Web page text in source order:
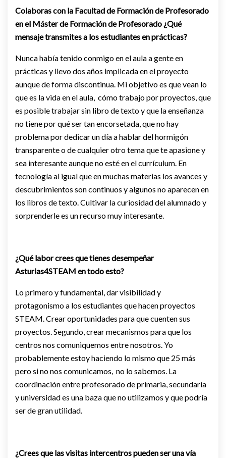
Colaboras con la Facultad de Formación de Profesorado
en el Máster de Formación de Profesorado ¿Qué
mensaje transmites a los estudiantes en prácticas?
Nunca había tenido conmigo en el aula a gente en
prácticas y llevo dos años implicada en el proyecto
aunque de forma discontinua. Mi objetivo es que vean lo
que es la vida en el aula, cómo trabajo por proyectos, que
es posible trabajar sin libro de texto y que la enseñanza
no tiene por qué ser tan encorsetada, que no hay
problema por dedicar un día a hablar del hormigón
transparente o de cualquier otro tema que te apasione y
sea interesante aunque no esté en el currículum. En
tecnología al igual que en muchas materias los avances y
descubrimientos son continuos y algunos no aparecen en
los libros de texto. Cultivar la curiosidad del alumnado y
sorprenderle es un recurso muy interesante.
¿Qué labor crees que tienes desempeñar
Asturias4STEAM en todo esto?
Lo primero y fundamental, dar visibilidad y
protagonismo a los estudiantes que hacen proyectos
STEAM. Crear oportunidades para que cuenten sus
proyectos. Segundo, crear mecanismos para que los
centros nos comuniquemos entre nosotros. Yo
probablemente estoy haciendo lo mismo que 25 más
pero si no nos comunicamos, no lo sabemos. La
coordinación entre profesorado de primaria, secundaria
y universidad es una baza que no utilizamos y que podría
ser de gran utilidad.
¿Crees que las visitas intercentros pueden ser una vía